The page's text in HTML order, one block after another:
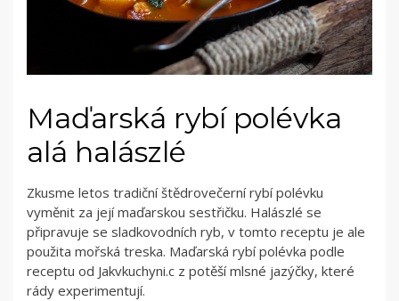
Maďarská rybí polévka
alá halászlé
Zkusme letos tradiční štědrovečerní rybí polévku
vyměnit za její maďarskou sestřičku. Halászlé se
připravuje se sladkovodních ryb, v tomto receptu je ale
použita mořská treska. Maďarská rybí polévka podle
receptu od Jakvkuchyni.c z potěší mlsné jazýčky, které
rády experimentují.